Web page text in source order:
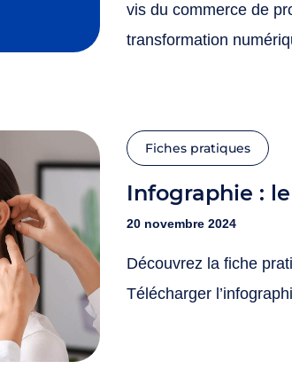
vis du commerce de
transformation
évolutions de leurs
Digital la réalisation
en lumière : un
Fiches pratiques
Infographie :
20 novembre 2024
Découvrez la fiche
Télécharger